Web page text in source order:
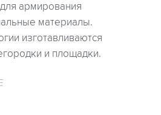
армирования
материалы.
изготавливаются
и площадки.